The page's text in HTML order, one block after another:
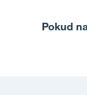
Pokud